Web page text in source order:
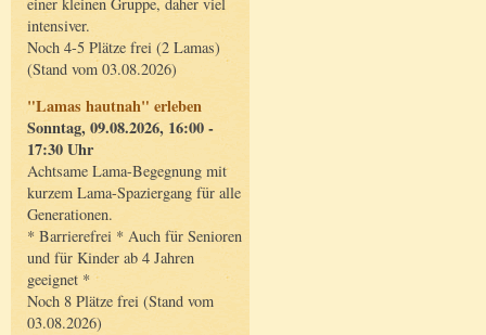
intensiver.
Noch 4-5 Plätze frei (2 Lamas)
(Stand vom 03.08.2026)
"Lamas hautnah" erleben
Sonntag, 09.08.2026, 16:00 -
17:30 Uhr
Achtsame Lama-Begegnung mit
kurzem Lama-Spaziergang für alle
Generationen.
* Barrierefrei * Auch für Senioren
und für Kinder ab 4 Jahren
geeignet *
Noch 8 Plätze frei (Stand vom
03.08.2026)